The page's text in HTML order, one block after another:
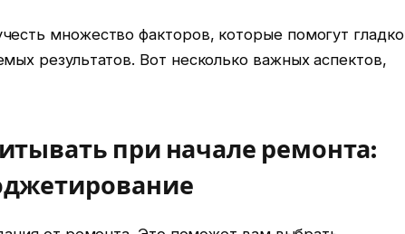
множество факторов, которые помогут гладко
результатов. Вот несколько важных аспектов,
при начале ремонта: